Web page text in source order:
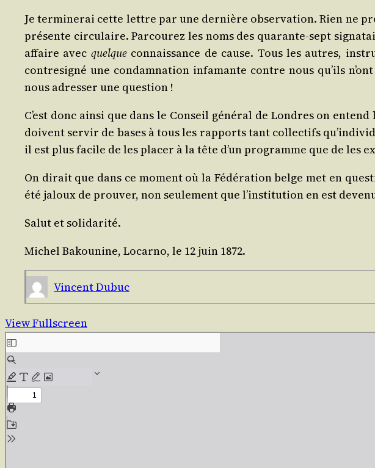
Je ter­mi­ne­rai cette lettre par une der­nière obser­va­tion. Rien ne
pré­sente cir­cu­laire. Par­cou­rez les noms des qua­rante-sept
affaire avec quelqueconnais­sance de cause. Tous les autres,
contre­si­gné une condam­na­tion infa­mante contre nous qu’ils
nous adres­ser une question !
C’est donc ain­si que dans le Conseil géné­ral de Londres on entend
doivent ser­vir de bases à tous les rap­ports tant col­lec­tifs
il est plus facile de les pla­cer à la tête d’un pro­gramme que de les
On dirait que dans ce moment où la Fédé­ra­tion belge met en
été jaloux de prou­ver, non seule­ment que l’ins­ti­tu­tion en est
Salut et solidarité.
Michel Bakou­nine, Locar­no, le 12 juin 1872.
Vincent Dubuc
View Fullscreen